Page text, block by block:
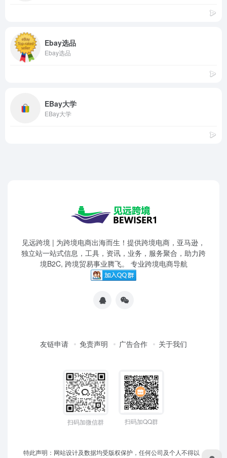
Ebay选品
Ebay选品
EBay大学
EBay大学
见远跨境 | 为跨境电商出海而生！提供跨境电商，亚马逊，
独立站一站式信息，工具，资讯，业务，服务聚合，助力跨
境B2C, 跨境贸易事业腾飞。 专业跨境电商导航
友链申请 免责声明 广告合作 关于我们
扫码加微信群 扫码加QQ群
特此声明：网站设计及数据均受版权保护，任何公司及个人不得以